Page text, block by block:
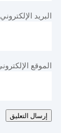
البريد الإلكتروني
الموقع
إرسال التعليق